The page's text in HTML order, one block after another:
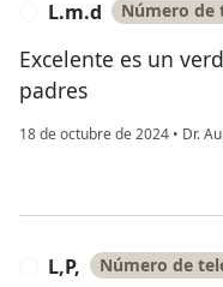
L.m.d Número de
Excelente es un
padres
18 de octubre de 2024 • Dr.
L,P, Número de